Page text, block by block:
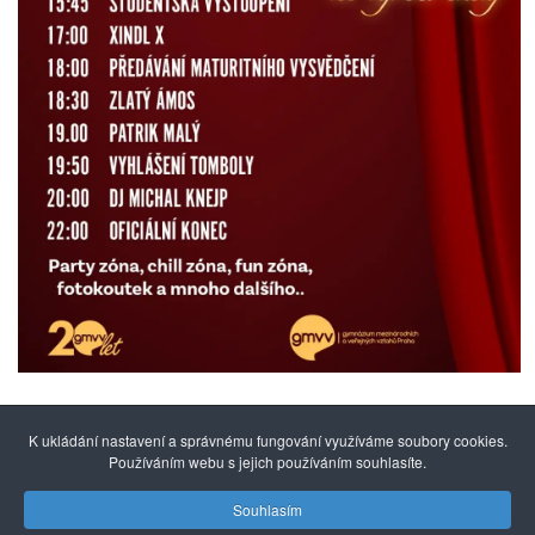
Gymnázium mezinárodních a veřejných
K ukládání nastavení a správnému fungování využíváme soubory cookies.
Používáním webu s jejich používáním souhlasíte.
Souhlasím